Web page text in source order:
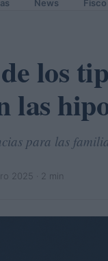
News Fisco
los
las
para las
2025 · 2 min